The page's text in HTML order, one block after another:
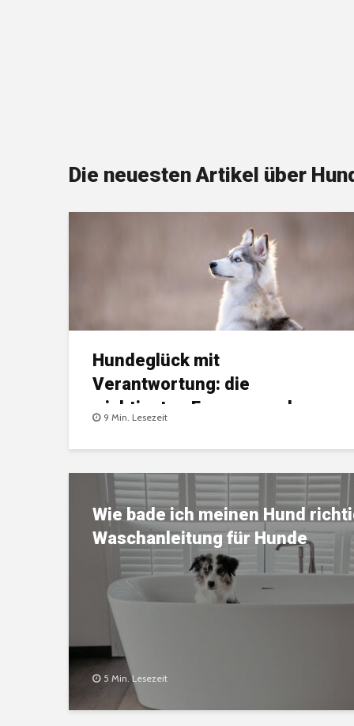
Schadstoffe in
Hundespielzeug
Hunde lieben Spielzeuge. Oder lieben wir
Hundespielzeuge? Wir könnten uns nun in
Abgründe stürzen und lang und breit Sinn und
Hundespielzeug an sich erörtern. Wir könnten bei
Darm mit Charme –
fördert die
Darmgesundheit
Die neuesten Artikel über
Hundeglück mit
Verantwortung: die
wichtigsten Fragen vor der
9 Min. Lesezeit
Wie bade ich meinen Hund
Waschanleitung für Hunde
5 Min. Lesezeit